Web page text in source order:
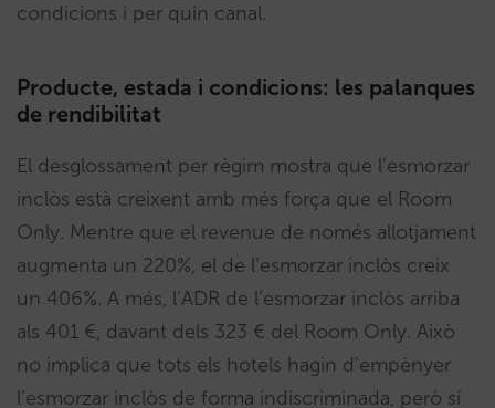
condicions i per quin canal.
Producte, estada i condicions: les palanques
de rendibilitat
El desglossament per règim mostra que l’esmorzar
inclòs està creixent amb més força que el Room
Only. Mentre que el revenue de només allotjament
augmenta un 220%, el de l’esmorzar inclòs creix
un 406%. A més, l’ADR de l’esmorzar inclòs arriba
als 401 €, davant dels 323 € del Room Only. Això
no implica que tots els hotels hagin d’empènyer
l’esmorzar inclòs de forma indiscriminada, però sí